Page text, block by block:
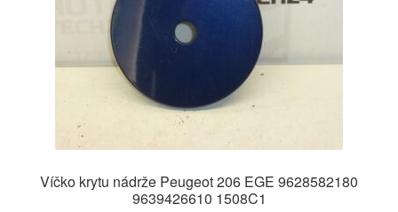
Víčko krytu nádrže Peugeot 206 EGE 9628582180
9639426610 1508C1